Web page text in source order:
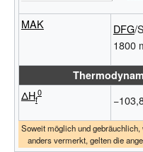
MAK DFG/
1800
ΔHf
0
Soweit möglich und gebräuchlich,
anders vermerkt, gelten die